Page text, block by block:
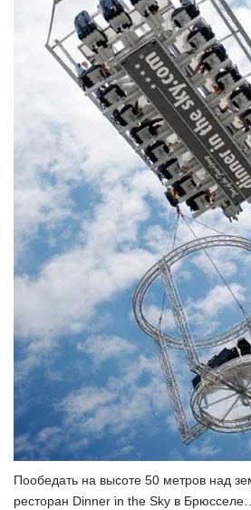
Пообедать на высоте 50 метров над
ресторан Dinner in the Sky в